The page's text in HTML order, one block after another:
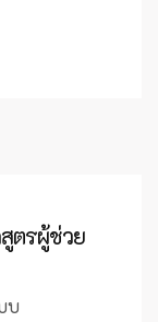
ตรผู้ช่วย
บ